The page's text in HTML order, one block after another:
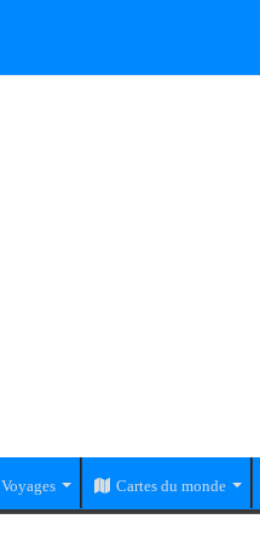
Voyages Cartes du monde